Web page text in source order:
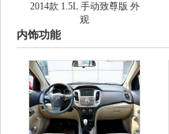
2014款 1.5L 手动致尊版 外
观
内饰功能